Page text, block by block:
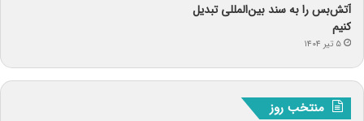
آتش‌بس را به سند بین‌المللی تبدیل
کنیم
۵ تیر ۱۴۰۴
منتخب روز